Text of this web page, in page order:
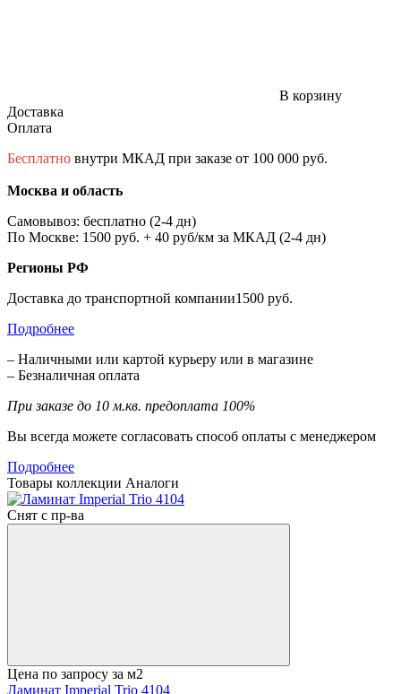
В корзину
Доставка
Оплата
Бесплатно внутри МКАД при заказе от 100 000 руб.
Москва и область
Самовывоз: бесплатно (2-4 дн)
По Москве: 1500 руб. + 40 руб/км за МКАД (2-4 дн)
Регионы РФ
Доставка до транспортной компании1500 руб.
Подробнее
– Наличными или картой курьеру или в магазине
– Безналичная оплата
При заказе до 10 м.кв. предоплата 100%
Вы всегда можете согласовать способ оплаты с менеджером
Подробнее
Товары коллекции Аналоги
Снят с пр-ва
Цена по запросу за м2
Ламинат Imperial Trio 4104